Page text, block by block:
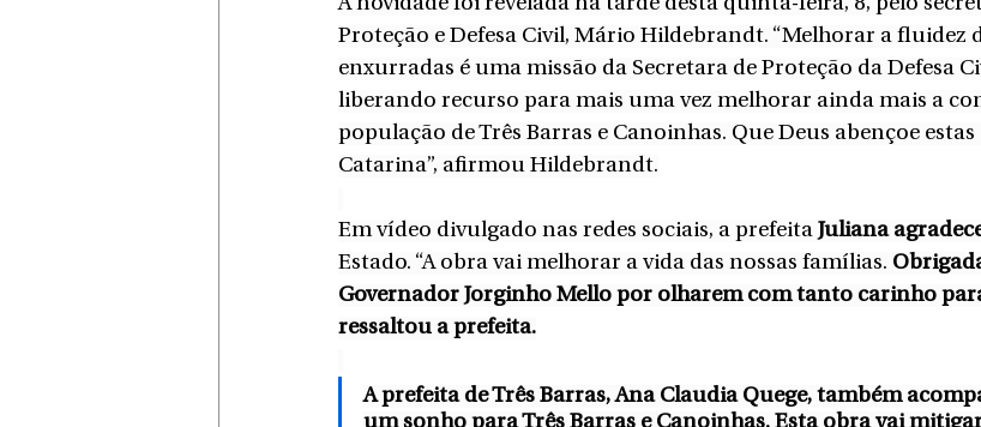
Proteção e Defesa Civil, Mário Hildebrandt. “Melhorar a fluidez
enxurradas é uma missão da Secretara de Proteção da Defesa
liberando recurso para mais uma vez melhorar ainda mais a
população de Três Barras e Canoinhas. Que Deus abençoe
Catarina”, afirmou Hildebrandt.
Em vídeo divulgado nas redes sociais, a prefeita Juliana
Estado. “A obra vai melhorar a vida das nossas famílias.
Governador Jorginho Mello por olharem com tanto carinho
ressaltou a prefeita.
A prefeita de Três Barras, Ana Claudia Quege, também